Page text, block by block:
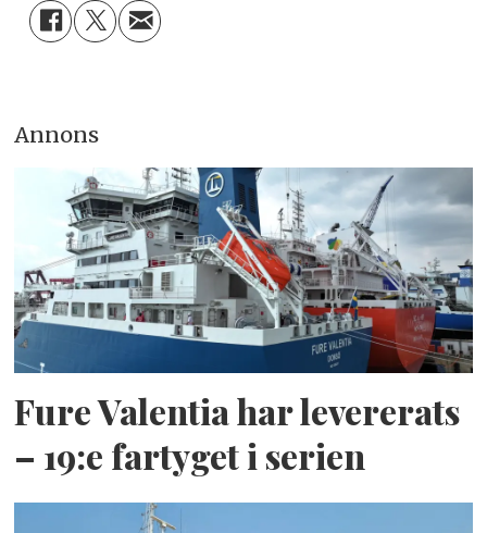
Annons
Fure Valentia har levererats
– 19:e fartyget i serien